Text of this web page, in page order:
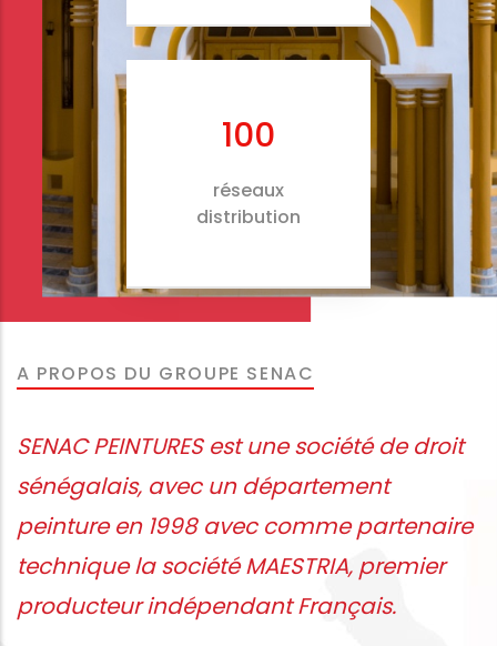
100
réseaux
distribution
A PROPOS DU GROUPE SENAC
SENAC PEINTURES est une société de droit
sénégalais, avec un département
peinture en 1998 avec comme partenaire
technique la société MAESTRIA, premier
producteur indépendant Français.